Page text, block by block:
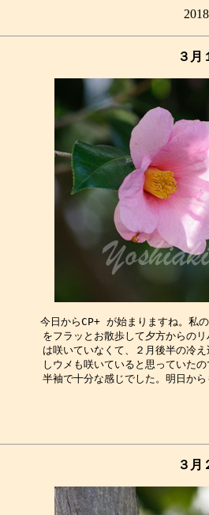
３月
今日からCP+ が始まりますね。私
をフラッとお散歩して夕方からの
は咲いていなくて、２月後半の冷
しウメも咲いていると思っていた
３月